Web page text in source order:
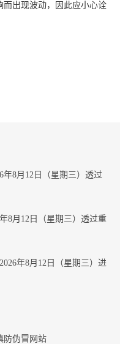
而出现波动，因此应小心诠
年8月12日（星期三）透过
8月12日（星期三）透过重
年8月12日（星期三）进
防伪冒网站